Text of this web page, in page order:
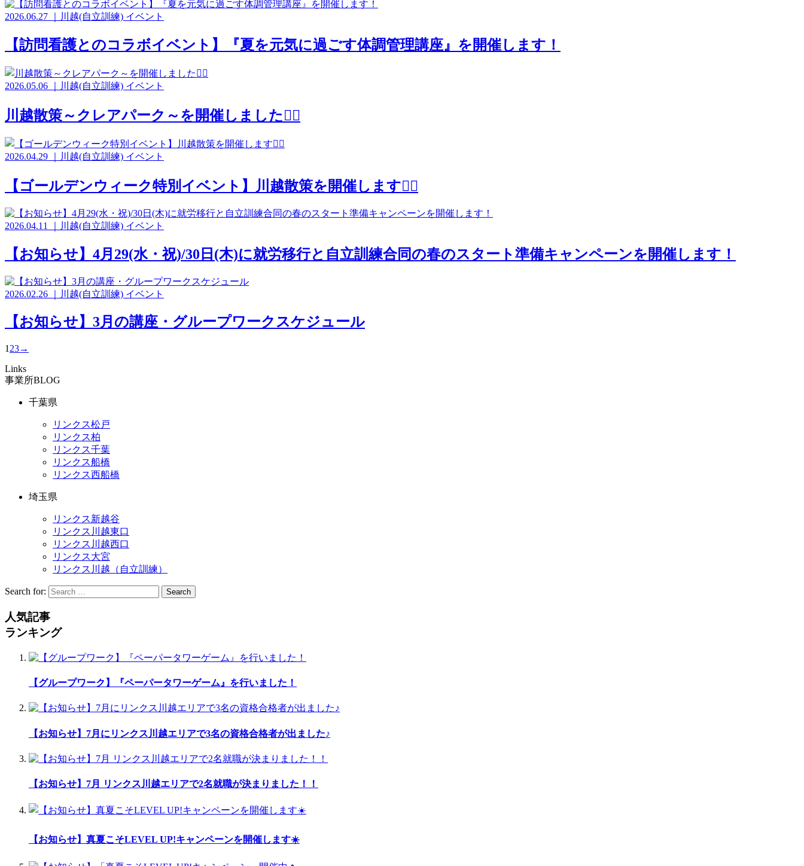
2026.06.27 川越(自立訓練) イベント
【訪問看護とのコラボイベント】『夏を元気に過ごす体調管理講座』を開催します！
2026.05.06 川越(自立訓練) イベント
川越散策～クレアパーク～を開催しました🏃‍♀️
2026.04.29 川越(自立訓練) イベント
【ゴールデンウィーク特別イベント】川越散策を開催します🚶‍♂️
2026.04.11 川越(自立訓練) イベント
【お知らせ】4月29(水・祝)/30日(木)に就労移行と自立訓練合同の春のスタート準備キャンペーンを開催します！
2026.02.26 川越(自立訓練) イベント
【お知らせ】3月の講座・グループワークスケジュール
1 23→
Links
事業所BLOG
千葉県
リンクス松戸
リンクス柏
リンクス千葉
リンクス船橋
リンクス西船橋
埼玉県
リンクス新越谷
リンクス川越東口
リンクス川越西口
リンクス大宮
リンクス川越（自立訓練）
Search for: Search
人気記事
ランキング
【グループワーク】『ペーパータワーゲーム』を行いました！
【お知らせ】7月にリンクス川越エリアで3名の資格合格者が出ました♪
【お知らせ】7月 リンクス川越エリアで2名就職が決まりました！！
【お知らせ】真夏こそLEVEL UP!キャンペーンを開催します☀️